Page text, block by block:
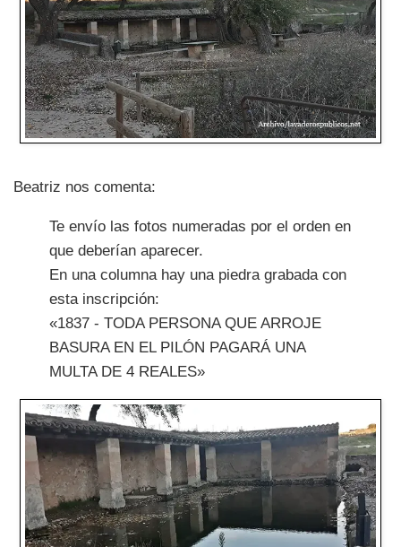
Beatriz nos comenta:
Te envío las fotos numeradas por el orden en
que deberían aparecer.
En una columna hay una piedra grabada con
esta inscripción:
«1837 - TODA PERSONA QUE ARROJE
BASURA EN EL PILÓN PAGARÁ UNA
MULTA DE 4 REALES»